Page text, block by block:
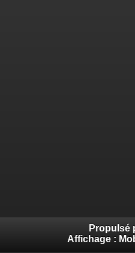
Propulsé
Affichage :